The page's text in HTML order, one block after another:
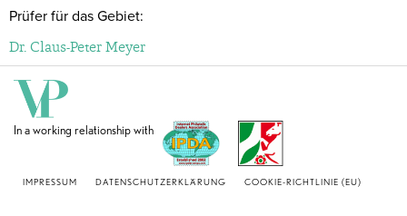
Prüfer für das Gebiet:
Dr. Claus-Peter Meyer
In a working relationship with
IMPRESSUM DATENSCHUTZERKLÄRUNG COOKIE-RICHTLINIE (EU)